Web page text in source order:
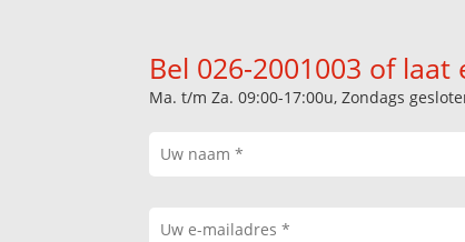
Bel 026-2001003 of
Ma. t/m Za. 09:00-17:00u, Zondags